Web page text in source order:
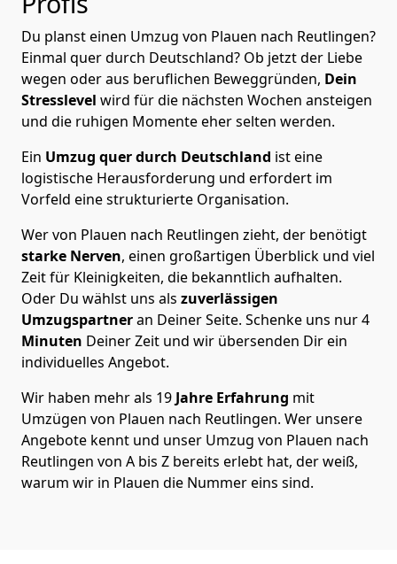
Du planst einen Umzug von Plauen nach Reutlingen?
Einmal quer durch Deutschland? Ob jetzt der Liebe
wegen oder aus beruflichen Beweggründen, Dein
Stresslevel wird für die nächsten Wochen ansteigen
und die ruhigen Momente eher selten werden.
Ein Umzug quer durch Deutschland ist eine
logistische Herausforderung und erfordert im
Vorfeld eine strukturierte Organisation.
Wer von Plauen nach Reutlingen zieht, der benötigt
starke Nerven, einen großartigen Überblick und viel
Zeit für Kleinigkeiten, die bekanntlich aufhalten.
Oder Du wählst uns als zuverlässigen
Umzugspartneran Deiner Seite. Schenke uns nur4
Minuten Deiner Zeit und wir übersenden Dir ein
individuelles Angebot.
Wir haben mehr als 19 Jahre Erfahrung mit
Umzügen von Plauen nach Reutlingen. Wer unsere
Angebote kennt und unser Umzug von Plauen nach
Reutlingen von A bis Z bereits erlebt hat, der weiß,
warum wir in Plauen die Nummer eins sind.